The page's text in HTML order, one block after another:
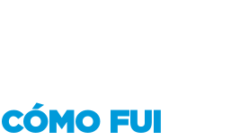
CÓMO FUI